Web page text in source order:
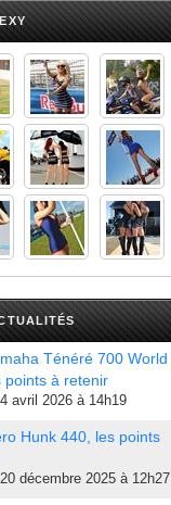
Ténéré 700 World
points à retenir
4 avril 2026 à 14h19
Hunk 440, les points
20 décembre 2025 à 12h27